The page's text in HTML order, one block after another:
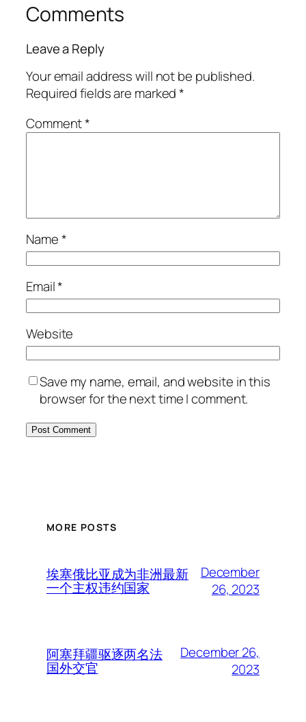
Comments
Leave a Reply
Your email address will not be published.
Required fields are marked*
Comment*
Name*
Email*
Website
Save my name, email, and website in this
browser for the next time I comment.
MORE POSTS
埃塞俄比亚成为非洲最新
一个主权违约国家
December
26, 2023
阿塞拜疆驱逐两名法
国外交官
December 26,
2023